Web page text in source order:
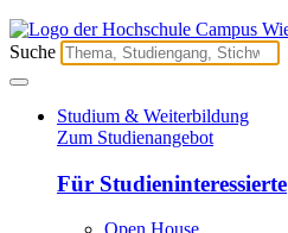
Suche
Studium & Weiterbildung
Zum Studienangebot
Für Studieninteressierte